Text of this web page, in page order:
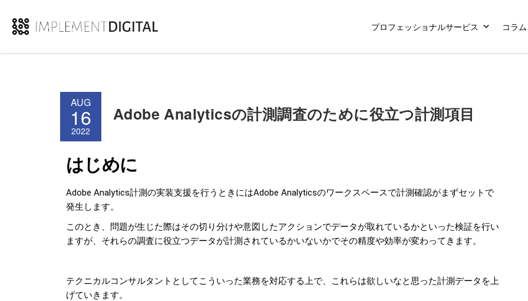
プロフェッショナルサービス コラム
AUG
16
2022
Adobe Analyticsの計測調査のために役立つ計測項目
はじめに
Adobe Analytics計測の実装支援を行うときにはAdobe Analyticsのワークスペースで計測確認がまずセットで
発生します。
このとき、問題が生じた際はその切り分けや意図したアクションでデータが取れているかといった検証を行い
ますが、それらの調査に役立つデータが計測されているかいないかでその精度や効率が変わってきます。
テクニカルコンサルタントとしてこういった業務を対応する上で、これらは欲しいなと思った計測データを上
げていきます。